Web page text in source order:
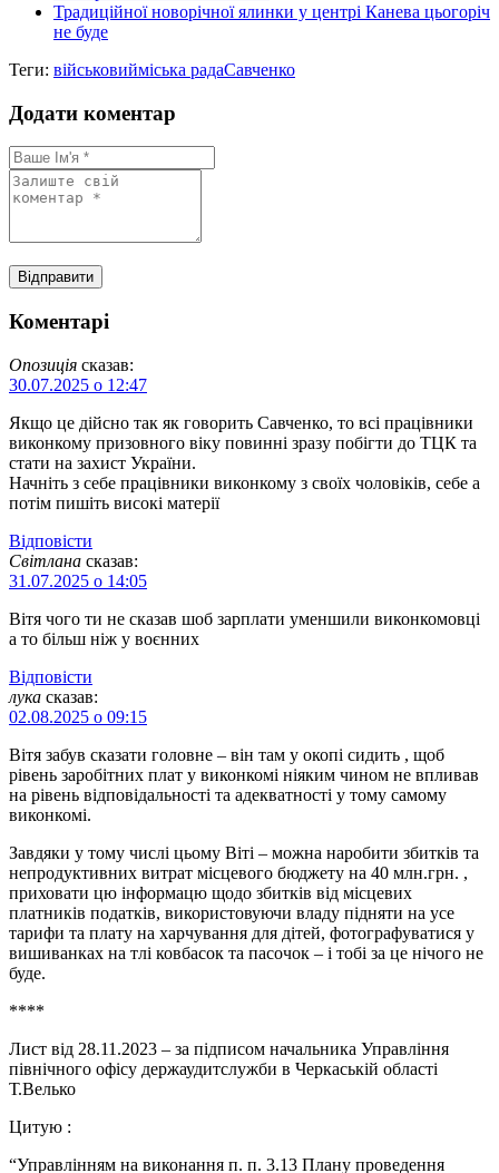
Традиційної новорічної ялинки у центрі Канева цьогоріч
не буде
Теги: військовийміська радаСавченко
Додати коментар
Коментарі
Опозиція сказав:
30.07.2025 о 12:47
Якщо це дійсно так як говорить Савченко, то всі працівники
виконкому призовного віку повинні зразу побігти до ТЦК та
стати на захист України.
Начніть з себе працівники виконкому з своїх чоловіків, себе а
потім пишіть високі матерії
Відповіcти
Світлана сказав:
31.07.2025 о 14:05
Вітя чого ти не сказав шоб зарплати уменшили виконкомовці
а то більш ніж у воєнних
Відповіcти
лука сказав:
02.08.2025 о 09:15
Вітя забув сказати головне – він там у окопі сидить , щоб
рівень заробітних плат у виконкомі ніяким чином не впливав
на рівень відповідальності та адекватності у тому самому
виконкомі.
Завдяки у тому числі цьому Віті – можна наробити збитків та
непродуктивних витрат місцевого бюджету на 40 млн.грн. ,
приховати цю інформацю щодо збитків від місцевих
платників податків, використовуючи владу підняти на усе
тарифи та плату на харчування для дітей, фотографуватися у
вишиванках на тлі ковбасок та пасочок – і тобі за це нічого не
буде.
****
Лист від 28.11.2023 – за підписом начальника Управління
північного офісу держаудитслужби в Черкаській області
Т.Велько
Цитую :
“Управлінням на виконання п. п. 3.13 Плану проведення